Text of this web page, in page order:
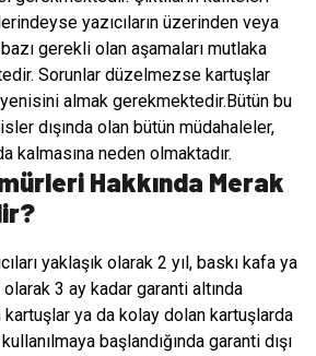
yazıcıların üzerinden veya
gerekli olan aşamaları mutlaka
Sorunlar düzelmezse kartuşlar
almak gerekmektedir.Bütün bu
dışında olan bütün müdahaleler,
kalmasına neden olmaktadır.
Hakkında Merak
yaklaşık olarak 2 yıl, baskı kafa ya
olarak 3 ay kadar garanti altında
kartuşlar ya da kolay dolan kartuşlarda
başlandığında garanti dışı